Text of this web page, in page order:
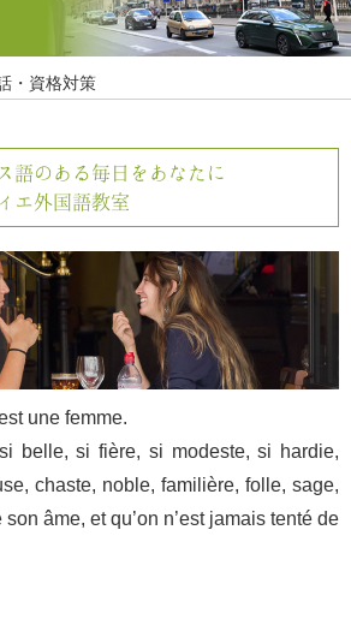
・資格対策
語のある毎日をあなたに
エ外国語教室
une femme.
belle, si fière, si modeste, si hardie,
chaste, noble, familière, folle, sage,
son âme, et qu’on n’est jamais tenté de